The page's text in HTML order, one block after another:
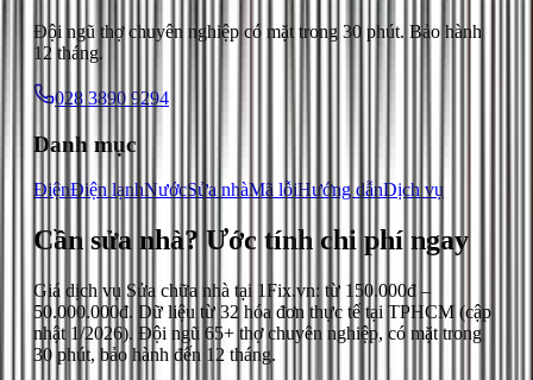
Đội ngũ thợ chuyên nghiệp có mặt trong 30 phút. Bảo hành
12 tháng.
028 3890 9294
Danh mục
ĐiệnĐiện lạnhNướcSửa nhàMã lỗiHướng dẫnDịch vụ
Cần sửa nhà? Ước tính chi phí ngay
Giá dịch vụ Sửa chữa nhà tại 1Fix.vn: từ 150.000đ –
50.000.000đ. Dữ liệu từ 32 hóa đơn thực tế tại TPHCM (cập
nhật 1/2026). Đội ngũ 65+ thợ chuyên nghiệp, có mặt trong
30 phút, bảo hành đến 12 tháng.